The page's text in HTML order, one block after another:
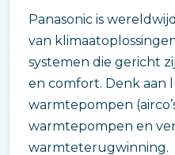
Panasonic is
van
systemen die gericht
en comfort. Denk
warmtepompen
warmtepompen en
warmteterugwinning.